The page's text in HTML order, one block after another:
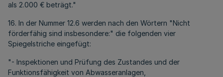
als 2.000 € beträgt."
16. In der Nummer 12.6 werden nach den Wörtern "Nicht
förderfähig sind insbesondere:" die folgenden vier
Spiegelstriche eingefügt:
"- Inspektionen und Prüfung des Zustandes und der
Funktionsfähigkeit von Abwasseranlagen,